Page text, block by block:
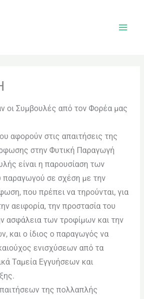
οι Συμβουλές από τον Φορέα μας
αφορούν στις απαιτήσεις της
στην Φυτική Παραγωγή
είναι η παρουσίαση των
σε σχέση με την
που πρέπει να τηρούνται, για
αειφορία, την προστασία του
ασφάλεια των τροφίμων και την
και ο ίδιος ο παραγωγός να
ενισχύσεων από τα
Ταμεία Εγγυήσεων και
της πολλαπλής